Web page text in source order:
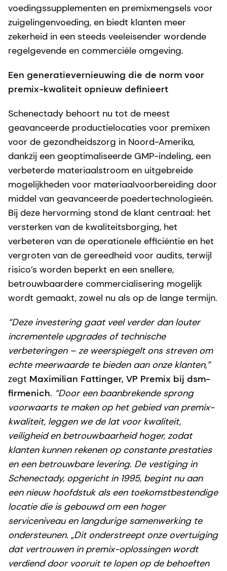
voedingssupplementen en premixmengsels voor
zuigelingenvoeding, en biedt klanten meer
zekerheid in een steeds veeleisender wordende
regelgevende en commerciële omgeving.
Een generatievernieuwing die de norm voor
premix-kwaliteit opnieuw definieert
Schenectady behoort nu tot de meest
geavanceerde productielocaties voor premixen
voor de gezondheidszorg in Noord-Amerika,
dankzij een geoptimaliseerde GMP-indeling, een
verbeterde materiaalstroom en uitgebreide
mogelijkheden voor materiaalvoorbereiding door
middel van geavanceerde poedertechnologieën.
Bij deze hervorming stond de klant centraal: het
versterken van de kwaliteitsborging, het
verbeteren van de operationele efficiëntie en het
vergroten van de gereedheid voor audits, terwijl
risico’s worden beperkt en een snellere,
betrouwbaardere commercialisering mogelijk
wordt gemaakt, zowel nu als op de lange termijn.
“Deze investering gaat veel verder dan louter
incrementele upgrades of technische
verbeteringen – ze weerspiegelt ons streven om
echte meerwaarde te bieden aan onze klanten,”
zegt Maximilian Fattinger, VP Premix bij dsm-
firmenich. “Door een baanbrekende sprong
voorwaarts te maken op het gebied van premix-
kwaliteit, leggen we de lat voor kwaliteit,
veiligheid en betrouwbaarheid hoger, zodat
klanten kunnen rekenen op constante prestaties
en een betrouwbare levering. De vestiging in
Schenectady, opgericht in 1995, begint nu aan
een nieuw hoofdstuk als een toekomstbestendige
locatie die is gebouwd om een hoger
serviceniveau en langdurige samenwerking te
ondersteunen. „Dit onderstreept onze overtuiging
dat vertrouwen in premix-oplossingen wordt
verdiend door vooruit te lopen op de behoeften